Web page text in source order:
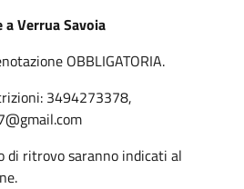
Verrua Savoia
OBBLIGATORIA.
3494273378,
di ritrovo saranno indicati al